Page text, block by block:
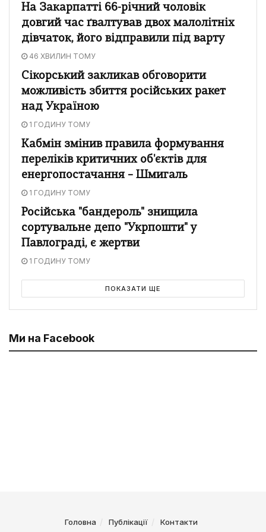
На Закарпатті 66-річний чоловік
довгий час ґвалтував двох малолітніх
дівчаток, його відправили під варту
46 ХВИЛИН ТОМУ
Сікорський закликав обговорити
можливість збиття російських ракет
над Україною
1 ГОДИНУ ТОМУ
Кабмін змінив правила формування
переліків критичних об'єктів для
енергопостачання – Шмигаль
1 ГОДИНУ ТОМУ
Російська "бандероль" знищила
сортувальне депо "Укрпошти" у
Павлограді, є жертви
1 ГОДИНУ ТОМУ
ПОКАЗАТИ ЩЕ
Ми на Facebook
Головна Публікації Контакти